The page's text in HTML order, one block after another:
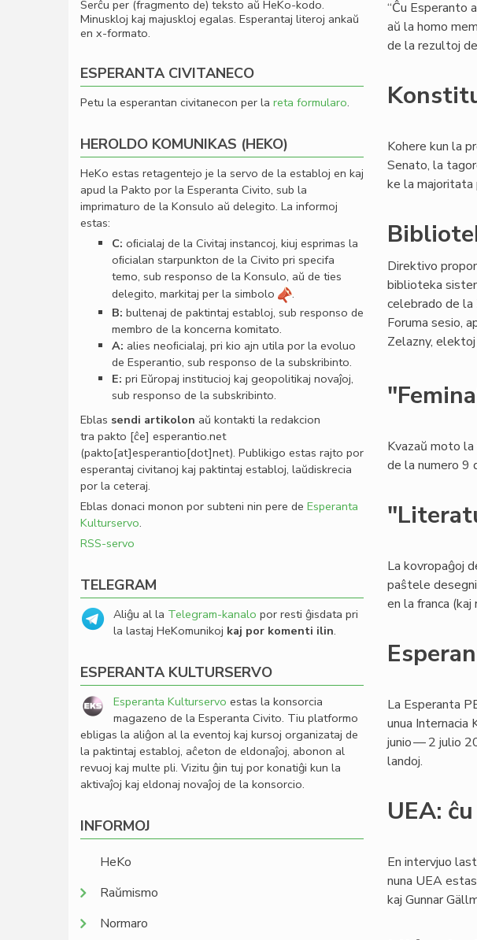
“Ĉu Esperanto
aŭ la homo
de la rezultoj
Kohere kun la
Senato, la
ke la
Direktivo
biblioteka
celebrado de
Foruma sesio,
Zelazny,
Kvazaŭ moto
de la numero 9
La kovropaĝoj
paŝtele
en la franca
La Esperanta
unua
junio — 2 julio
landoj.
UEA:
En intervjuo
nuna UEA
kaj Gunnar
Serĉu per (fragmento de) teksto aŭ HeKo-kodo.
Minuskloj kaj majuskloj egalas. Esperantaj literoj ankaŭ
en x-formato.
ESPERANTA CIVITANECO
Petu la esperantan civitanecon per la reta formularo.
HEROLDO KOMUNIKAS (HEKO)
HeKo estas retagentejo je la servo de la establoj en kaj
apud la Pakto por la Esperanta Civito, sub la
imprimaturo de la Konsulo aŭ delegito. La informoj
estas:
C: oﬁcialaj de la Civitaj instancoj, kiuj esprimas la
oﬁcialan starpunkton de la Civito pri specifa
temo, sub responso de la Konsulo, aŭ de ties
delegito, markitaj per la simbolo
.
B: bultenaj de paktintaj establoj, sub responso de
membro de la koncerna komitato.
A: alies neoﬁcialaj, pri kio ajn utila por la evoluo
de Esperantio, sub responso de la subskribinto.
E: pri Eŭropaj institucioj kaj geopolitikaj novaĵoj,
sub responso de la subskribinto.
Eblas sendi artikolon aŭ kontakti la redakcion
tra pakto [ĉe] esperantio.net
(pakto[at]esperantio[dot]net). Publikigo estas rajto por
esperantaj civitanoj kaj paktintaj establoj, laŭdiskrecia
por la ceteraj.
Eblas donaci monon por subteni nin pere de Esperanta
Kulturservo.
RSS-servo
TELEGRAM
Aliĝu al la Telegram-kanalo por resti ĝisdata pri
la lastaj HeKomunikoj kaj por komenti ilin.
ESPERANTA KULTURSERVO
Esperanta Kulturservo estas la konsorcia
magazeno de la Esperanta Civito. Tiu platformo
ebligas la aliĝon al la eventoj kaj kursoj organizataj de
la paktintaj establoj, aĉeton de eldonaĵoj, abonon al
revuoj kaj multe pli. Vizitu ĝin tuj por konatiĝi kun la
aktivaĵoj kaj eldonaj novaĵoj de la konsorcio.
INFORMOJ
HeKo
Raŭmismo
Normaro